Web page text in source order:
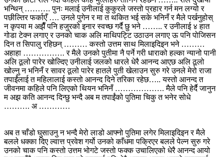
भन्थिन् ………. पुनः मलाई उनीलाई कुकुरले जस्तो प्रहार गर्न मन लग्यो र
पछील्तिर फर्काएँ …. उनले पुगेन र मा त थकित भई सके भनिनँ र मैले पर्खनुहोस्
न कृपया म अझैँ पनि हजुरको इनार स्वच्छ गर्दै छु भने …….. र उनीलाई ४ हात
गोडा टेक्न लगाए र उनको चाक अलि माथिपट्टि उठाउन लगाए ऊ पनि पोजिसन
दिन त सिपालु रहिछन् ……… कस्तो उत्तम साथ मिलाइदिइन भने ………
अहाहा ……………. र मैले उनको पुतीमा नै पर्ने गरी धाराको हल्का न्यानो पानी
अलि ठूलो पारेर खोल्दिए उनीलाई जलको धारले धेरै आनन्द आएछ अलि ठूलो
खोल्नु न भनिनँ र सावर ठूलो पारेर हातले पुती खेलाउन सुरु गरे उनले मेरो राजा
तपाईंलाई त महिलालाई कस्तो आनन्द दिने तरिका रहेछ….. यस्तो आनन्द त
जीवनमा कहिले पनि लिएको थियन भनिनँ ………………. मैले पनि हेर्दै जानुन
म अझ कति आनन्द दिन्छु भन्दै अब म तपाईंको पुतिमा चिकु त भनेर सोधे
………. अ …………
अब त चाँडो घुसाउनु न भन्दै मेरो लाडो आफ्नो पुतिमा लगेर मिलाइदिइन र मैले
बलले धक्का दिए ल्वात्त प्रवेश गर्यो उनको काँधमा पक्रिएर बलले पेल्न सुरु गरे
उनको चाक पनि कस्तो उत्तम भोगटे जस्तो फक्क उचालिएको धेरै आनन्द आयो